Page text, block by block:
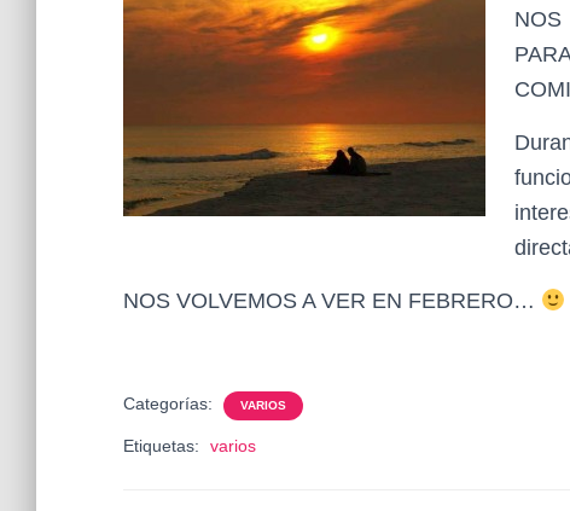
NOS VOLVEMOS A VER EN FEBRERO…
Categorías: VARIOS
Etiquetas: varios